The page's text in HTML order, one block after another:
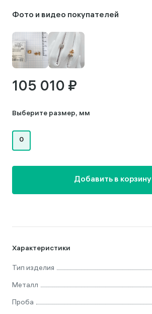
Фото и видео покупателей
Характеристики
Тип изделия
Металл
Проба
105 010 ₽
Выберите размер, мм
0
Добавить в корзину